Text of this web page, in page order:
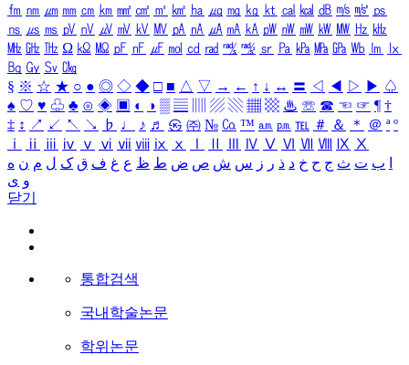
㎙ ㎚ ㎛ ㎜ ㎝ ㎞ ㎟ ㎠ ㎡ ㎢ ㏊ ㎍ ㎎ ㎏ ㏏ ㎈ ㎉ ㏈ ㎧ ㎨ ㎰
㎱ ㎲ ㎳ ㎴ ㎵ ㎶ ㎷ ㎸ ㎹ ㎀ ㎁ ㎂ ㎃ ㎄ ㎺ ㎻ ㎽ ㎾ ㎿ ㎐ ㎑
㎒ ㎓ ㎔ Ω ㏀ ㏁ ㎊ ㎋ ㎌ ㏖ ㏅ ㎭ ㎮ ㎯ ㏛ ㎩ ㎪ ㎫ ㎬ ㏝ ㏐
㏓
㏃ ㏉ ㏜ ㏆
§ ※ ☆ ★ ○ ● ◎ ◇ ◆ □ ■ △ ▽ → ← ↑ ↓ ↔ 〓 ◁ ◀ ▷ ▶ ♤
♠ ♡ ♥ ♧ ♣ ⊙ ◈ ▣ ◐ ◑ ▒ ▤ ▨ ▧ ▦ ▩ ♨ ☏ ☎ ☜ ☞ ¶ †
‡ ↕ ↗ ↙ ↖ ↘ ♭ ♩ ♪ ♬ ㉿ ㈜ № ㏇ ™ ㏂ ㏘ ℡ ＃ ＆ ＊ ＠ ª º
ⅰ
ⅱ ⅲ ⅳ ⅴ ⅵ ⅶ ⅷ ⅸ ⅹ Ⅳ Ⅴ Ⅵ Ⅶ Ⅷ Ⅸ Ⅹ
ب ت ث ج ح خ د ذ ر ز س ش ص ض ط ظ ع غ ف ق ک ل م ن ه
و ی
닫기
통합검색
국내학술논문
학위논문